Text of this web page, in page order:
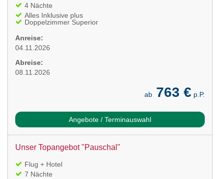
4 Nächte
Alles Inklusive plus
Doppelzimmer Superior
Anreise:
04.11.2026
Abreise:
08.11.2026
ab 763 € p.P.
Angebote / Terminauswahl
Unser Topangebot "Pauschal"
Flug + Hotel
7 Nächte